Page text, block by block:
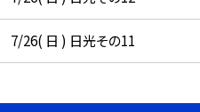
7/26( 日 ) 日光その11